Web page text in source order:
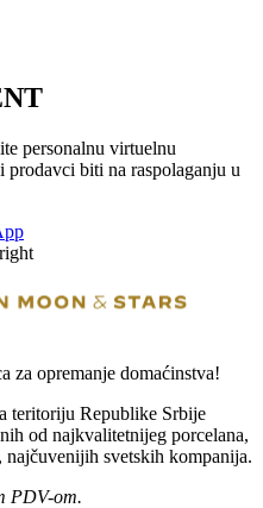
personalnu virtuelnu
biti na raspolaganju u
za opremanje domaćinstva!
teritoriju Republike Srbije
od najkvalitetnijeg porcelana,
svetskih kompanija.
PDV-om.